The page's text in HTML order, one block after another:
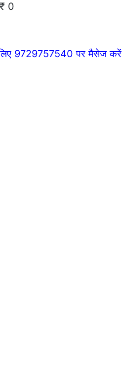
0
9729757540 पर मैसेज करें